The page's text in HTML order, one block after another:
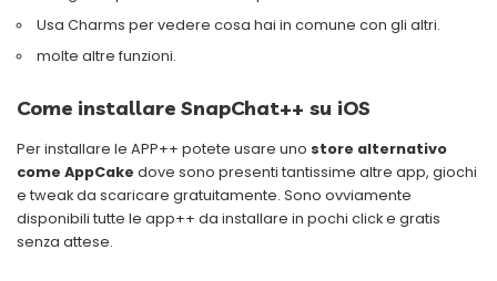
Usa Charms per vedere cosa hai in comune con gli altri.
molte altre funzioni.
Come installare SnapChat++ su iOS
Per installare le APP++ potete usare uno store alternativo
come AppCake dove sono presenti tantissime altre app, giochi
e tweak da scaricare gratuitamente. Sono ovviamente
disponibili tutte le app++ da installare in pochi click e gratis
senza attese.